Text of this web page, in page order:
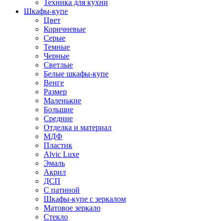
Техника для кухни
Шкафы-купе
Цвет
Коричневые
Серые
Темные
Черные
Светлые
Белые шкафы-купе
Венге
Размер
Маленькие
Большие
Средние
Отделка и материал
МДФ
Пластик
Alvic Luxe
Эмаль
Акрил
ДСП
С патиной
Шкафы-купе с зеркалом
Матовое зеркало
Стекло